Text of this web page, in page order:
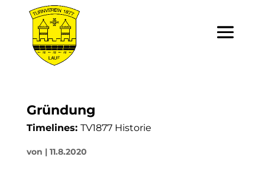
Gründung
Timelines: TV1877 Historie
von | 11.8.2020